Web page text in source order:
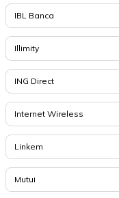
IBL Banca
Illimity
ING Direct
Internet Wireless
Linkem
Mutui